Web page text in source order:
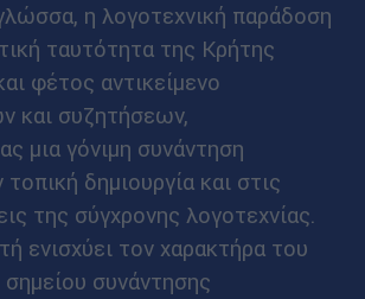
η λογοτεχνική παράδοση
ταυτότητα της Κρήτης
φέτος αντικείμενο
και συζητήσεων,
μια γόνιμη συνάντηση
δημιουργία και στις
της σύγχρονης λογοτεχνίας.
ενισχύει τον χαρακτήρα του
συνάντησης